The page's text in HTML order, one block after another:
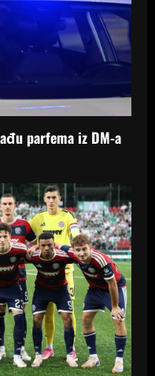
parfema iz DM-a